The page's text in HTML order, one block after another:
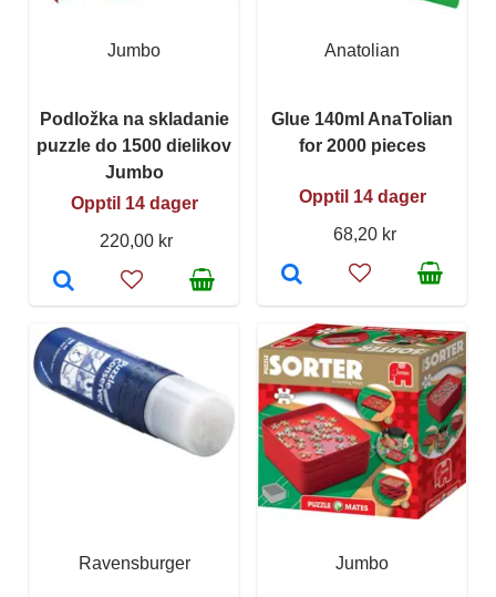
Jumbo
Podložka na skladanie
puzzle do 1500 dielikov
Jumbo
Opptil 14 dager
220,00 kr
Anatolian
Glue 140ml AnaTolian
for 2000 pieces
Opptil 14 dager
68,20 kr
Ravensburger Jumbo